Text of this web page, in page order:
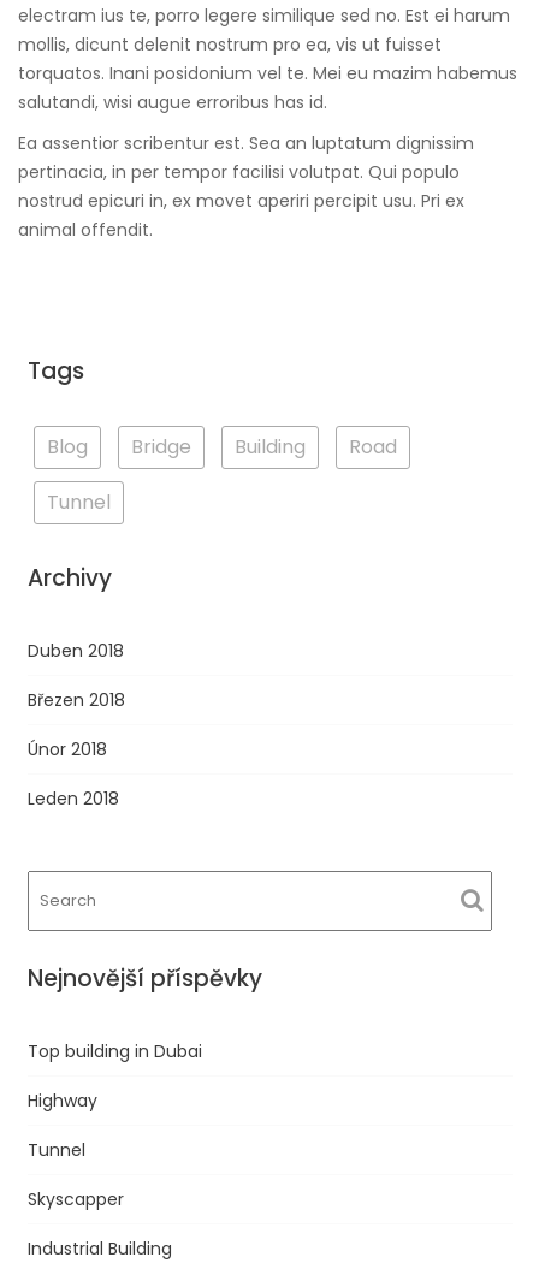
electram ius te, porro legere similique sed no. Est ei harum
mollis, dicunt delenit nostrum pro ea, vis ut fuisset
torquatos. Inani posidonium vel te. Mei eu mazim habemus
salutandi, wisi augue erroribus has id.
Ea assentior scribentur est. Sea an luptatum dignissim
pertinacia, in per tempor facilisi volutpat. Qui populo
nostrud epicuri in, ex movet aperiri percipit usu. Pri ex
animal offendit.
Tags
Blog Bridge Building
Road
Tunnel
Archivy
Duben 2018
Březen 2018
Únor 2018
Leden 2018
Nejnovější příspěvky
Top building in Dubai
Highway
Tunnel
Skyscapper
Industrial Building